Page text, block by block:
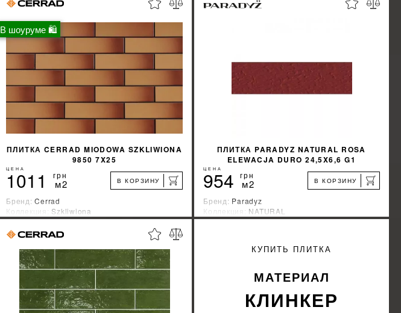
В шоуруме 🛍
ПЛИТКА CERRAD MIODOWA SZKLIWIONA
9850 7X25
ЦЕНА
1011 грн
м2 В КОРЗИНУ
Бренд:Cerrad
Коллекция: Szkliwiona
Страна-производитель:Польша
УЗНАТЬ СВОЮ СКИДКУ %
КУПИТЬ
ПЛИТКА PARADYZ NATURAL ROSA
ELEWACJA DURO 24,5X6,6 G1
ЦЕНА
954 грн
м2 В КОРЗИНУ
Бренд: Paradyz
Коллекция: NATURAL
Страна-производитель:Польша
КУПИТЬ ПЛИТКА
МАТЕРИАЛ
КЛИНКЕР